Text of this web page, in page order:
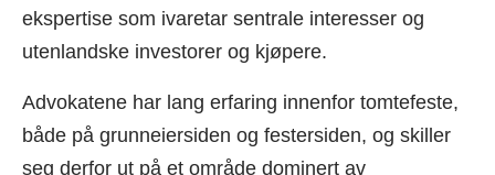
ekspertise som ivaretar sentrale interesser og
utenlandske investorer og kjøpere.
Advokatene har lang erfaring innenfor tomtefeste,
både på grunneiersiden og festersiden, og skiller
seg derfor ut på et område dominert av